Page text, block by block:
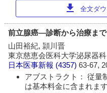
download 全文ダ
前立腺癌―診断から治療まで
山田裕紀, 頴川晋
東京慈恵会医科大学泌尿器科
日本医事新報 (4357)63-67,
アブストラクト： 従量
は基本料金に含まれます